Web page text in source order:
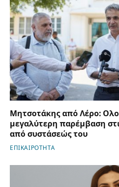
Μητσοτάκης από Λέρο:
μεγαλύτερη παρέμβαση
από συστάσεώς του
ΕΠΙΚΑΙΡΟΤΗΤΑ